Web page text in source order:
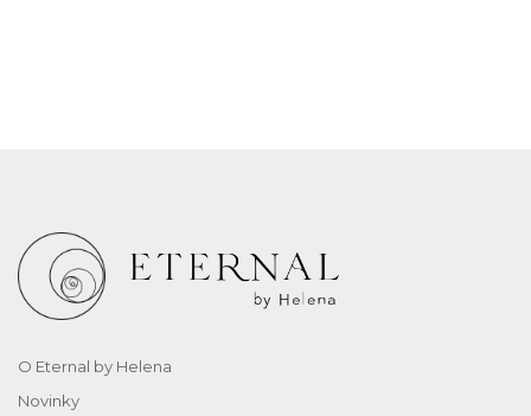
O Eternal by Helena
Novinky